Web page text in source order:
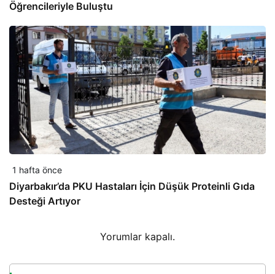
Öğrencileriyle Buluştu
1 hafta önce
Diyarbakır’da PKU Hastaları İçin Düşük Proteinli Gıda
Desteği Artıyor
Yorumlar kapalı.